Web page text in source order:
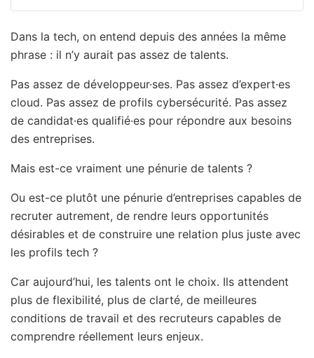
Dans la tech, on entend depuis des années la même
phrase : il n’y aurait pas assez de talents.
Pas assez de développeur·ses. Pas assez d’expert·es
cloud. Pas assez de profils cybersécurité. Pas assez
de candidat·es qualifié·es pour répondre aux besoins
des entreprises.
Mais est-ce vraiment une pénurie de talents ?
Ou est-ce plutôt une pénurie d’entreprises capables de
recruter autrement, de rendre leurs opportunités
désirables et de construire une relation plus juste avec
les profils tech ?
Car aujourd’hui, les talents ont le choix. Ils attendent
plus de flexibilité, plus de clarté, de meilleures
conditions de travail et des recruteurs capables de
comprendre réellement leurs enjeux.